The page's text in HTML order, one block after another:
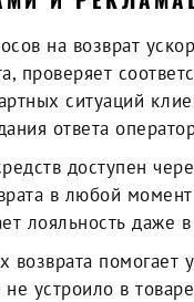
на возврат
проверяет
ситуаций
ответа
доступен
в любой
лояльность даже в
помогает
устроило в